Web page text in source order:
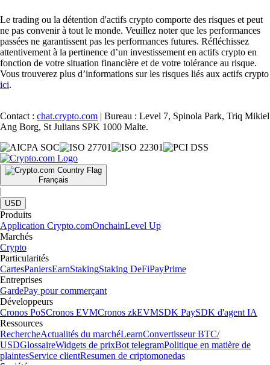
Le trading ou la détention d'actifs crypto comporte des risques et peut
ne pas convenir à tout le monde. Veuillez noter que les performances
passées ne garantissent pas les performances futures. Réfléchissez
attentivement à la pertinence d’un investissement en actifs crypto en
fonction de votre situation financière et de votre tolérance au risque.
Vous trouverez plus d’informations sur les risques liés aux actifs crypto
ici.
Contact : chat.crypto.com | Bureau : Level 7, Spinola Park, Triq Mikiel
Ang Borg, St Julians SPK 1000 Malte.
Français
|
USD
Produits
Application Crypto.comOnchainLevel Up
Marchés
Crypto
Particularités
CartesPaniersEarnStakingStaking DeFiPayPrime
Entreprises
GardePay pour commerçant
Développeurs
Cronos PoSCronos EVMCronos zkEVMSDK PaySDK d'agent IA
Ressources
RechercheActualités du marchéLearnConvertisseur BTC/
USDGlossaireWidgets de prixBot telegramPolitique en matière de
plaintesService clientResumen de criptomonedas